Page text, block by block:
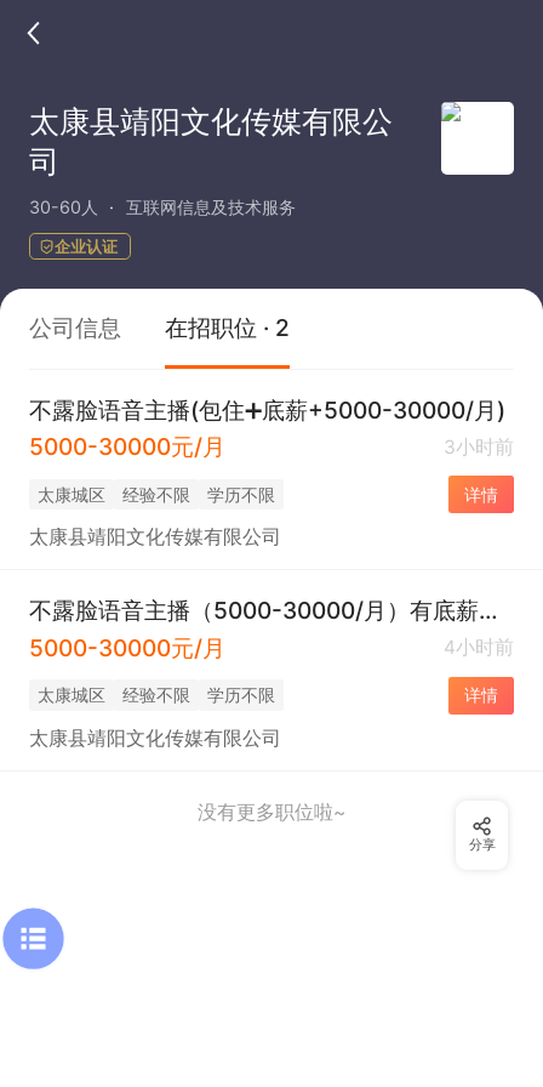
太康县靖阳文化传媒有限公
司
30-60人 互联网信息及技术服务
企业认证
公司信息 在招职位 · 2
不露脸语音主播(包住➕底薪+5000-30000/月)
5000-30000元/月
3小时前
太康城区 经验不限 学历不限 详情
太康县靖阳文化传媒有限公司
不露脸语音主播（5000-30000/月）有底薪➕包住➕设备
5000-30000元/月
4小时前
太康城区 经验不限 学历不限 详情
太康县靖阳文化传媒有限公司
没有更多职位啦~
分享